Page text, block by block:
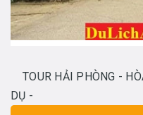
TOUR HẢI PHÒNG -
DỤ -